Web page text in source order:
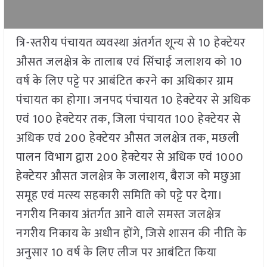
त्रि-स्तरीय पंचायत व्यवस्था अंतर्गत शून्य से 10 हेक्टेयर
औसत जलक्षेत्र के तालाब एवं सिंचाई जलाशय को 10
वर्ष के लिए पट्टे पर आबंटित करने का अधिकार ग्राम
पंचायत का होगा। जनपद पंचायत 10 हेक्टेयर से अधिक
एवं 100 हेक्टेयर तक, जिला पंचायत 100 हेक्टेयर से
अधिक एवं 200 हेक्टेयर औसत जलक्षेत्र तक, मछली
पालन विभाग द्वारा 200 हेक्टेयर से अधिक एवं 1000
हेक्टेयर औसत जलक्षेत्र के जलाशय, बैराज को मछुआ
समूह एवं मत्स्य सहकारी समिति को पट्टे पर देगा।
नगरीय निकाय अंतर्गत आने वाले समस्त जलक्षेत्र
नगरीय निकाय के अधीन होंगे, जिसे शासन की नीति के
अनुसार 10 वर्ष के लिए लीज पर आबंटित किया